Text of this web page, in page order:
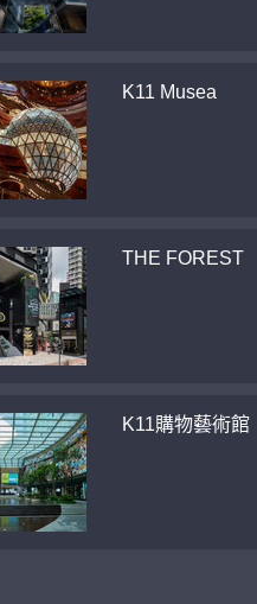
K11 Musea
THE FOREST
K11購物藝術館